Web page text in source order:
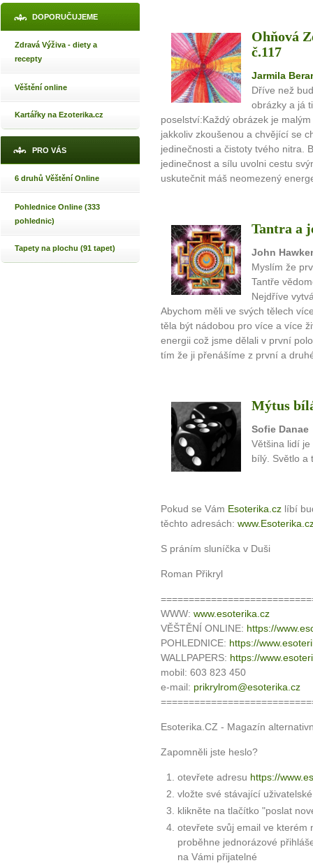
DOPORUČUJEME
Zdravá Výživa - diety a
recepty
Věštění online
Kartářky na Ezoterika.cz
PRO VÁS
6 druhů Věštění Online
Pohlednice Online (333
pohlednic)
Tapety na plochu (91 tapet)
Ohňová
č.117
Jarmila
Dříve než
obrázky a já
poselství:Každý obrázek je
jakkoliv zkoušenou a chvějící se
jedinečnosti a čistoty tvého nitra.
jedinečnost a sílu uvolni cestu
uskutečnit máš neomezený
Tantra a
John
Myslím že
Tantře
Nejdříve
Abychom měli ve svých tělech
těla být nádobou pro více a více
energii což jsme dělali v první
tím že ji přenášíme z první a
Mýtus
Sofie Danae
Většina lidí
bílý. Světlo
Pokud se Vám Esoterika.cz líbí
těchto adresách:
S práním sluníčka v Duši
Roman Přikryl
WWW: www.esoterika.cz
VĚŠTĚNÍ ONLINE: https://
POHLEDNICE: https://
WALLPAPERS: https://
mobil: 603 823 450
e-mail: prikrylrom@esoterika.cz
Esoterika.CZ - Magazín
Zapomněli jste heslo?
otevřete adresu https://
vložte své stávající
klikněte na tlačítko "poslat
otevřete svůj email ve kterém
proběhne jednorázové
na Vámi přijatelné